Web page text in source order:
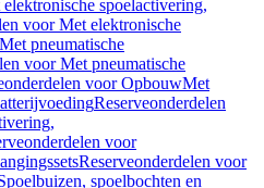
spoelactivering,
voor Met elektronische
Met pneumatische
voor Met pneumatische
voor OpbouwMet
Reserveonderdelen
voor
Reserveonderdelen voor
spoelbochten en